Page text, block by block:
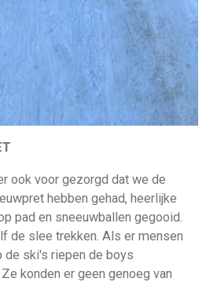
ook voor gezorgd dat we de
hebben gehad, heerlijke
pad en sneeuwballen gegooid.
de slee trekken. Als er mensen
de ski's riepen de boys
konden er geen genoeg van